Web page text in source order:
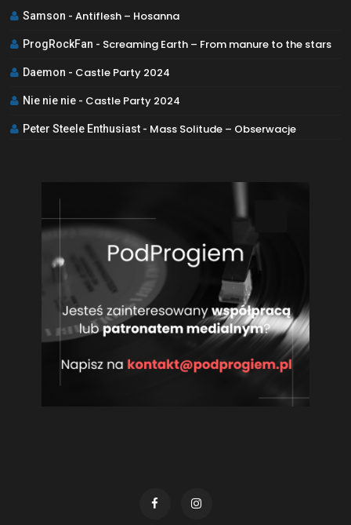
Samson - Antiflesh – Hosanna
ProgRockFan - Screaming Earth – From manure to the stars
Daemon - Castle Party 2024
Nie nie nie - Castle Party 2024
Peter Steele Enthusiast - Mass Solitude – Obserwacje